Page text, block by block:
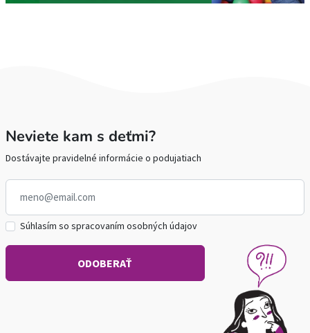
Neviete kam s deťmi?
Dostávajte pravidelné informácie o podujatiach
Súhlasím so spracovaním osobných údajov